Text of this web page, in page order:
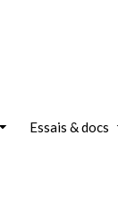
Essais & docs